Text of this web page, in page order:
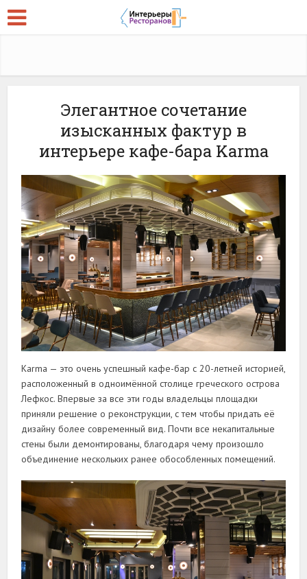
Элегантное сочетание
изысканных фактур в
интерьере кафе-бара Karma
Karma — это очень успешный кафе-бар с 20-летней историей,
расположенный в одноимённой столице греческого острова
Лефкос. Впервые за все эти годы владельцы площадки
приняли решение о реконструкции, с тем чтобы придать её
дизайну более современный вид. Почти все некапитальные
стены были демонтированы, благодаря чему произошло
объединение нескольких ранее обособленных помещений.